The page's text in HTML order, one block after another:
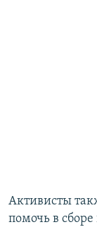
Активисты
помочь в